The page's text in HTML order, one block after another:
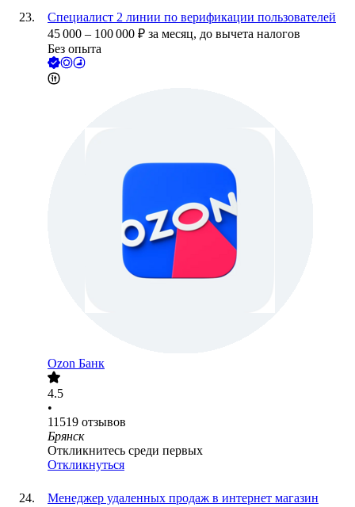
Специалист 2 линии по верификации пользователей
45 000 – 100 000 ₽ за месяц, до вычета налогов
Без опыта
Ozon Банк
4.5
•
11519 отзывов
Брянск
Откликнитесь среди первых
Откликнуться
Менеджер удаленных продаж в интернет магазин